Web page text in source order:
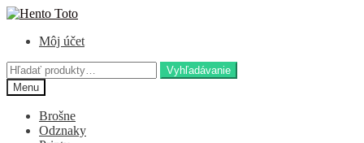
Preskočiť
navigáciu
Preskočiť
obsah
Môj účet
Hľadať:
Vyhľadávanie
Menu
Brošne
Odznaky